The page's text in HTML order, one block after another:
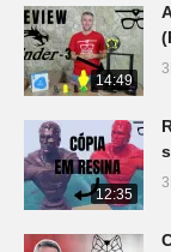
14:49
12:35